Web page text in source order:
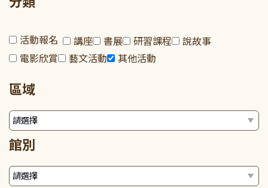
活動報名 講座 書展 研習課程
說故事
電影欣賞
藝文活動 其他活動
區域
館別